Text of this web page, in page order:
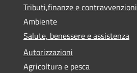
Tributi,finanze e contravvenzioni
Ambiente
Salute, benessere e assistenza
Autorizzazioni
Agricoltura e pesca